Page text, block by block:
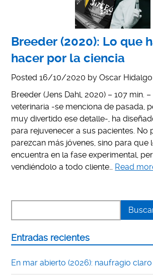
Breeder (2020): Lo que
hacer por la ciencia
Posted16/10/2020 byOscar Hidalgo
Breeder (Jens Dahl, 2020) – 107 min.
veterinaria -se menciona de pasada,
muy divertido ese detalle-, ha
para rejuvenecer a sus pacientes. No
parezcan más jóvenes, sino para que
encuentra en la fase experimental,
vendiéndolo a todo cliente… Read
Entradas recientes
En mar abierto (2026): naufragio claro